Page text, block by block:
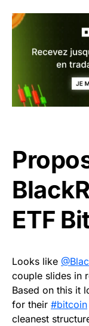
ETF
Looks like
couple slides in
Based on this it
for their #bitcoin
cleanest